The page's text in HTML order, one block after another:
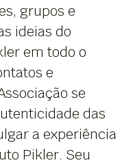
grupos e
ideias do
em todo o
e
se
das
a experiência
Pikler. Seu